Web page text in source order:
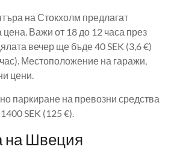
на Стокхолм предлагат
Важи от 18 до 12 часа през
вечер ще бъде 40 SEK (3,6 €)
час). Местоположение на гаражи,
цени.
паркиране на превозни средства
SEK (125 €).
на Швеция